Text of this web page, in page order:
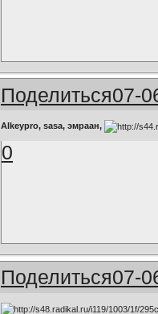
Поделиться07-
Alkeypro, sasa, эмраан,
0
Поделиться07-